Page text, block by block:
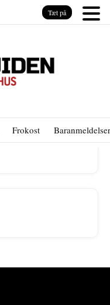
Frokost Baranmeldelser
Tæt på